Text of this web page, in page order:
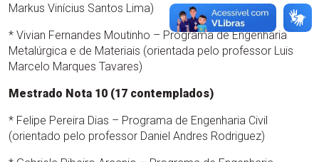
Markus Vinícius Santos Lima)
* Vivian Fernandes Moutinho – Programa de Engenharia
Metalúrgica e de Materiais (orientada pelo professor Luis
Marcelo Marques Tavares)
Mestrado Nota 10 (17 contemplados)
* Felipe Pereira Dias – Programa de Engenharia Civil
(orientado pelo professor Daniel Andres Rodriguez)